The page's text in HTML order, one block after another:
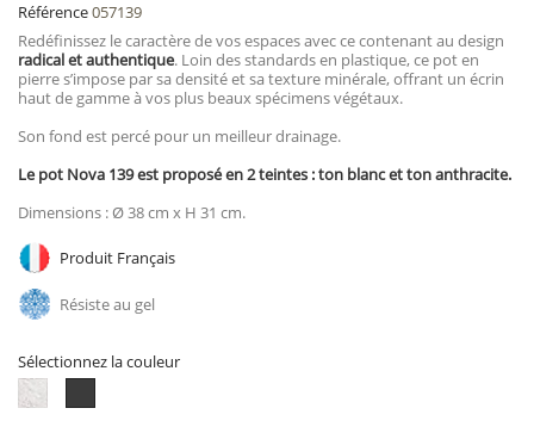
Référence057139
Redéfinissez le caractère de vos espaces avec ce contenant au design
radical et authentique. Loin des standards en plastique, ce pot en
pierre s’impose par sa densité et sa texture minérale, offrant un écrin
haut de gamme à vos plus beaux spécimens végétaux.
Son fond est percé pour un meilleur drainage.
Le pot Nova 139 est proposé en 2 teintes : ton blanc et ton anthracite.
Dimensions : Ø 38 cm x H 31 cm.
Produit Français
Résiste au gel
Sélectionnez la couleur
blanc anthracite